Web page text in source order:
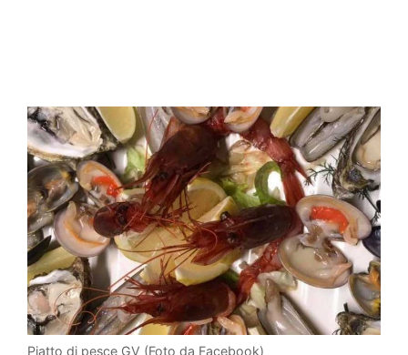
Piatto di pesce GV (Foto da Facebook)